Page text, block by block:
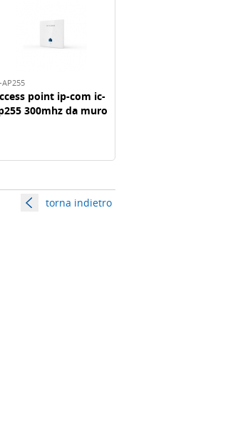
point ip-com ic-
300mhz da muro
torna indietro